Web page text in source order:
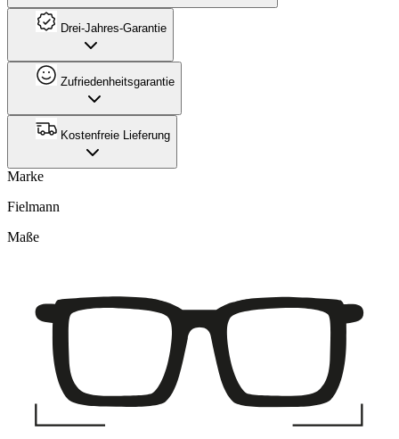
Drei-Jahres-Garantie
Zufriedenheitsgarantie
Kostenfreie Lieferung
Marke
Fielmann
Maße